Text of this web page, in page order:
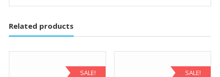
Related products
SALE! SALE!